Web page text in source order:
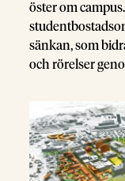
öster om
sänkan, som
och rörelser